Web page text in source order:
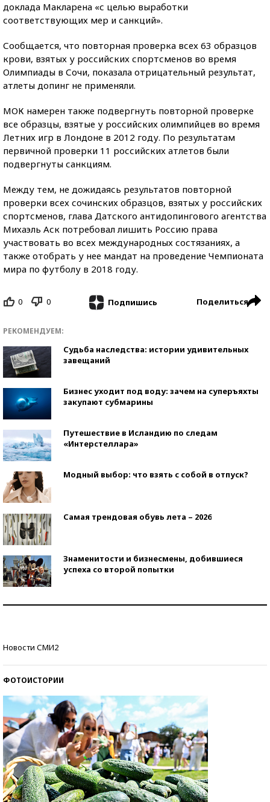
доклада Макларена «с целью выработки
соответствующих мер и санкций».
Сообщается, что повторная проверка всех 63 образцов
крови, взятых у российских спортсменов во время
Олимпиады в Сочи, показала отрицательный результат,
атлеты допинг не применяли.
МОК намерен также подвергнуть повторной проверке
все образцы, взятые у российских олимпийцев во время
Летних игр в Лондоне в 2012 году. По результатам
первичной проверки 11 российских атлетов были
подвергнуты санкциям.
Между тем, не дожидаясь результатов повторной
проверки всех сочинских образцов, взятых у российских
спортсменов, глава Датского антидопингового агентства
Михаэль Аск потребовал лишить Россию права
участвовать во всех международных состязаниях, а
также отобрать у нее мандат на проведение Чемпионата
мира по футболу в 2018 году.
0 0 Подпишись Поделиться
РЕКОМЕНДУЕМ:
Судьба наследства: истории удивительных
завещаний
Бизнес уходит под воду: зачем на суперъяхты
закупают субмарины
Путешествие в Исландию по следам
«Интерстеллара»
Модный выбор: что взять с собой в отпуск?
Самая трендовая обувь лета – 2026
Знаменитости и бизнесмены, добившиеся
успеха со второй попытки
Новости СМИ2
ФОТОИСТОРИИ